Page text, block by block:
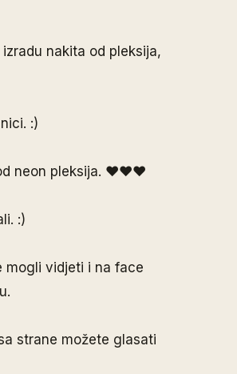
nakita od pleksija,
. :)
neon pleksija. ♥♥♥
:)
mogli vidjeti i na face
strane možete glasati